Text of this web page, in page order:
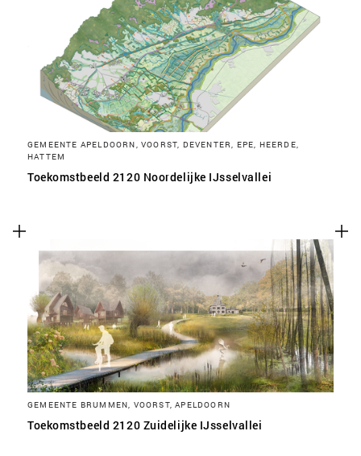
GEMEENTE APELDOORN, VOORST, DEVENTER, EPE, HEERDE,
HATTEM
Toekomstbeeld 2120 Noordelijke IJsselvallei
GEMEENTE BRUMMEN, VOORST, APELDOORN
Toekomstbeeld 2120 Zuidelijke IJsselvallei
SLA VOORKEUREN OP